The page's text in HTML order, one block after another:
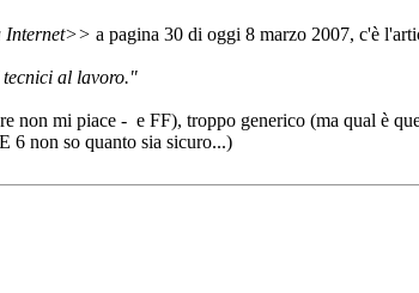
Internet>> a pagina 30 di oggi 8 marzo 2007, c'è
al lavoro."
mi piace - e FF), troppo generico (ma qual è
6 non so quanto sia sicuro...)